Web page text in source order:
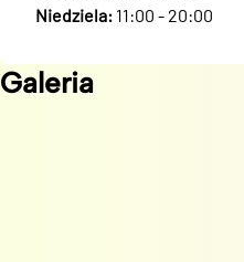
Niedziela: 11:00 - 20:00
Galeria